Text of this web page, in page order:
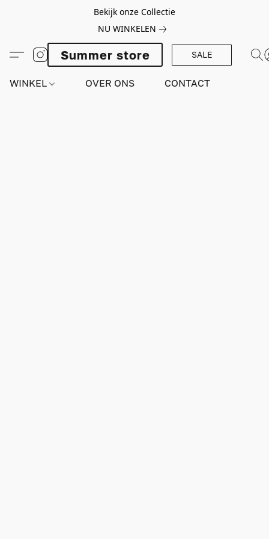
Bekijk onze Collectie
NU WINKELEN
Summer store SALE
WINKEL OVER ONS CONTACT